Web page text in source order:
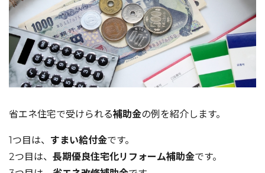
省エネ住宅で受けられる補助金の例を紹介します。
1つ目は、 すまい給付金です。
2つ目は、 長期優良住宅化リフォーム補助金です。